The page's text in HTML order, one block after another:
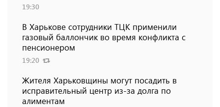
19:30
В Харькове сотрудники ТЦК применили
газовый баллончик во время конфликта с
пенсионером
19:20
Жителя Харьковщины могут посадить в
исправительный центр из-за долга по
алиментам